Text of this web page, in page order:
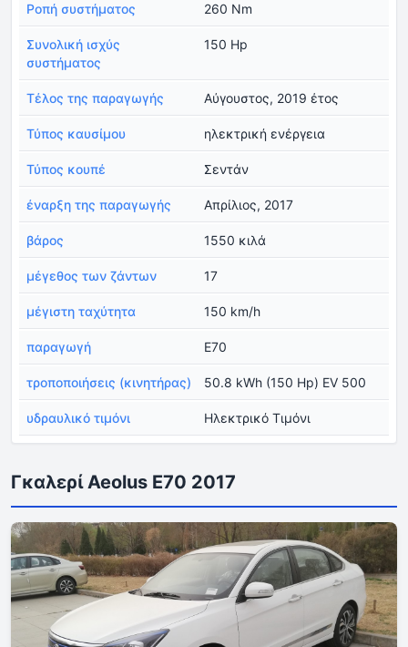
Ροπή συστήματος 260 Nm
Συνολική ισχύς
συστήματος
150 Hp
Τέλος της παραγωγής Αύγουστος, 2019 έτος
Τύπος καυσίμου ηλεκτρική ενέργεια
Τύπος κουπέ Σεντάν
έναρξη της παραγωγής Απρίλιος, 2017
βάρος 1550 κιλά
μέγεθος των ζάντων 17
μέγιστη ταχύτητα 150 km/h
παραγωγή E70
τροποποιήσεις (κινητήρας) 50.8 kWh (150 Hp) EV 500
υδραυλικό τιμόνι Ηλεκτρικό Τιμόνι
Γκαλερί Aeolus E70 2017